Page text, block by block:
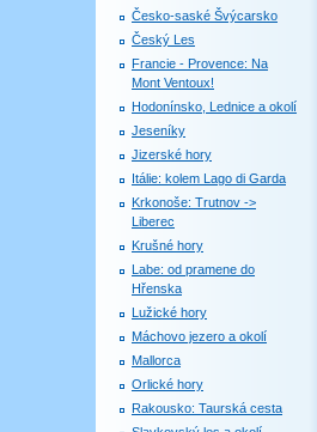
Česko-saské Švýcarsko
Český Les
Francie - Provence: Na
Mont Ventoux!
Hodonínsko, Lednice a okolí
Jeseníky
Jizerské hory
Itálie: kolem Lago di Garda
Krkonoše: Trutnov ->
Liberec
Krušné hory
Labe: od pramene do
Hřenska
Lužické hory
Máchovo jezero a okolí
Mallorca
Orlické hory
Rakousko: Taurská cesta